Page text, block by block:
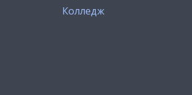
Колледж